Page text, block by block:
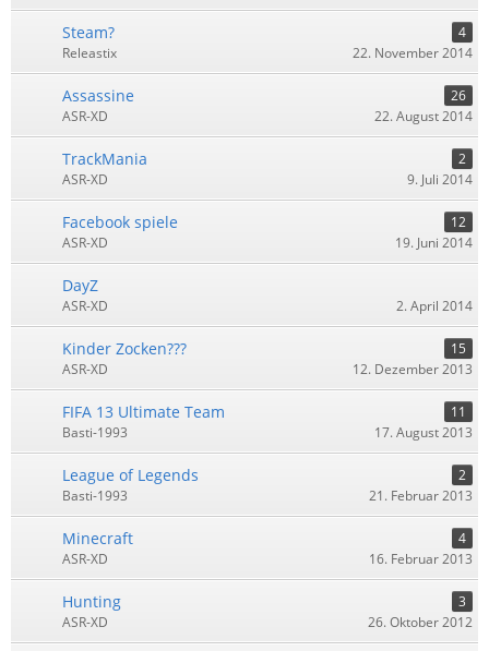
Steam?
4
Releastix
22. November 2014
Assassine
26
ASR-XD
22. August 2014
TrackMania
2
ASR-XD
9. Juli 2014
Facebook spiele
12
ASR-XD
19. Juni 2014
DayZ
ASR-XD 2. April 2014
Kinder Zocken???
15
ASR-XD
12. Dezember 2013
FIFA 13 Ultimate Team
11
Basti-1993
17. August 2013
League of Legends
2
Basti-1993
21. Februar 2013
Minecraft
4
ASR-XD
16. Februar 2013
Hunting
3
ASR-XD
26. Oktober 2012